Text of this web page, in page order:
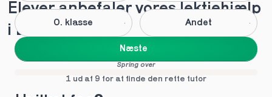
0. klasse Andet
Næste
Spring over
1 ud af 9 for at finde den rette tutor
Elever anbefaler vores lektiehjælp
i Blovstrød